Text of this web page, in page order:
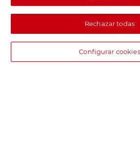
Rechazar todas
Configurar cookies